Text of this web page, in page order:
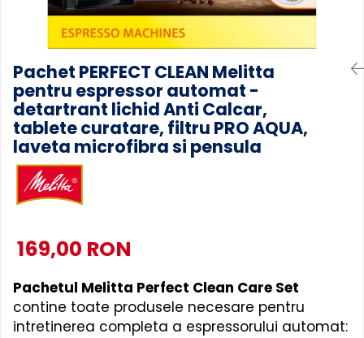
Accesorii Piese Masini Spalat
Rufe si Uscatoare
Accesorii Electrocasnice Mici
Filtre Purificatoare Aer
Accesorii Piese Aer Conditionat
Pachet PERFECT CLEAN Melitta
pentru espressor automat -
detartrant lichid Anti Calcar,
tablete curatare, filtru PRO AQUA,
laveta microfibra si pensula
169,00 RON
Pachetul Melitta Perfect Clean Care Set
contine toate produsele necesare pentru
intretinerea completa a espressorului automat: